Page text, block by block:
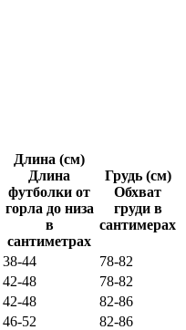
Длина (см)
Длина
футболки от
горла до низа
в
сантиметрах
Грудь (см)
Обхват
груди в
сантимерах
38-44
78-82
42-48
78-82
42-48
82-86
46-52
82-86